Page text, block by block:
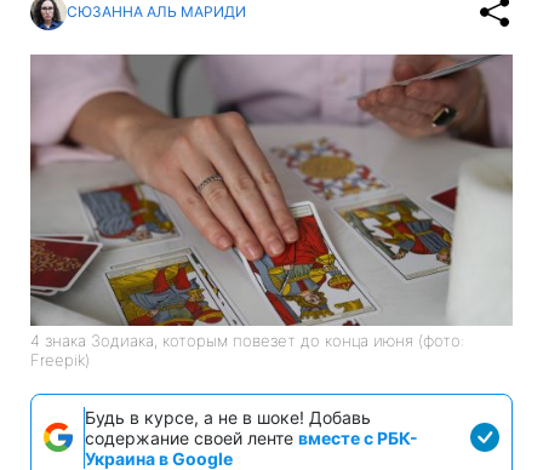
СЮЗАННА АЛЬ МАРИДИ
4 знака Зодиака, которым повезет до конца июня (фото:
Freepik)
Будь в курсе, а не в шоке! Добавь
содержание своей ленте вместе с РБК-
Украина в Google